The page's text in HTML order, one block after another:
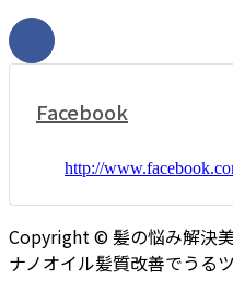
Facebook
http://
Copyright © 髪の悩み解決
ナノオイル髪質改善でうる